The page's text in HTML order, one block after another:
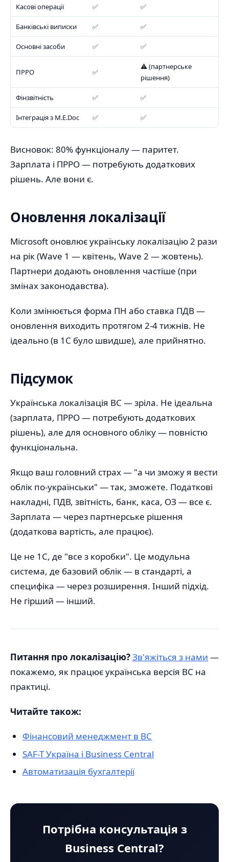
Касові операції ✅ ✅
Банківські виписки ✅ ✅
Основні засоби ✅ ✅
ПРРО ✅
⚠️ (партнерське
рішення)
Фінзвітність ✅ ✅
Інтеграція з M.E.Doc ✅ ✅
Висновок: 80% функціоналу — паритет.
Зарплата і ПРРО — потребують додаткових
рішень. Але вони є.
Оновлення локалізації
Microsoft оновлює українську локалізацію 2 рази
на рік (Wave 1 — квітень, Wave 2 — жовтень).
Партнери додають оновлення частіше (при
змінах законодавства).
Коли змінюється форма ПН або ставка ПДВ —
оновлення виходить протягом 2-4 тижнів. Не
ідеально (в 1С було швидше), але прийнятно.
Підсумок
Українська локалізація BC — зріла. Не ідеальна
(зарплата, ПРРО — потребують додаткових
рішень), але для основного обліку — повністю
функціональна.
Якщо ваш головний страх — "а чи зможу я вести
облік по-українськи" — так, зможете. Податкові
накладні, ПДВ, звітність, банк, каса, ОЗ — все є.
Зарплата — через партнерське рішення
(додаткова вартість, але працює).
Це не 1С, де "все з коробки". Це модульна
система, де базовий облік — в стандарті, а
специфіка — через розширення. Інший підхід.
Не гірший — інший.
Питання про локалізацію?Зв'яжіться з нами —
покажемо, як працює українська версія BC на
практиці.
Читайте також:
Фінансовий менеджмент в BC
SAF-T Україна і Business Central
Автоматизація бухгалтерії
Потрібна консультація з
Business Central?